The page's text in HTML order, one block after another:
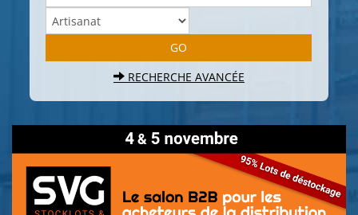
RECHERCHE AVANCÉE